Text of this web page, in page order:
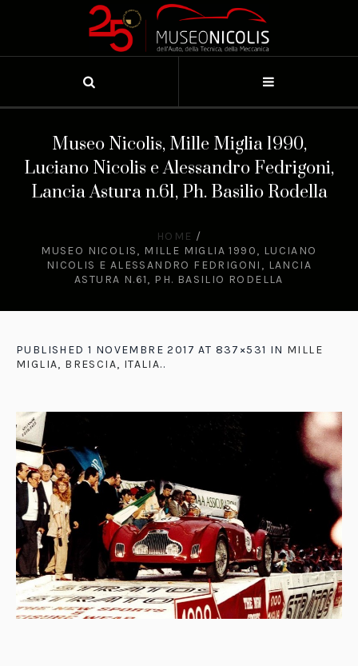
Museo Nicolis, Mille Miglia 1990,
Luciano Nicolis e Alessandro Fedrigoni,
Lancia Astura n.61, Ph. Basilio Rodella
HOME /
MUSEO NICOLIS, MILLE MIGLIA 1990, LUCIANO
NICOLIS E ALESSANDRO FEDRIGONI, LANCIA
ASTURA N.61, PH. BASILIO RODELLA
PUBLISHED 1 NOVEMBRE 2017 AT 837×531 IN MILLE
MIGLIA, BRESCIA, ITALIA..